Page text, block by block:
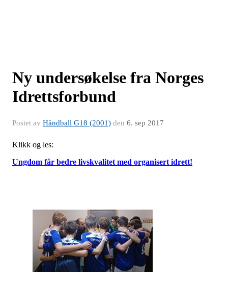
Ny undersøkelse fra Norges
Idrettsforbund
Postet av Håndball G18 (2001) den 6. sep 2017
Klikk og les:
Ungdom får bedre livskvalitet med organisert idrett!